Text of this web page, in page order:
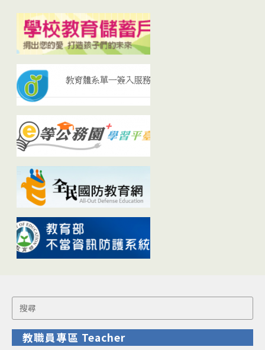
Search
for:
教職員專區 Teacher